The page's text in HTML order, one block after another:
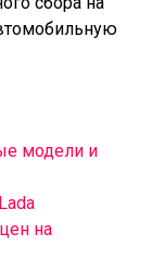
модели и
на